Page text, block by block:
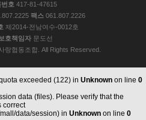
호 417-81-47615
팩스 061.807.2226
제2014-전남여수-0012호
호책임자 문도선
랑협동조합. All Rights Reserved.
exceeded (122) in Unknown on line 0
data (files). Please verify that the
correct
data/session) in Unknown on line 0